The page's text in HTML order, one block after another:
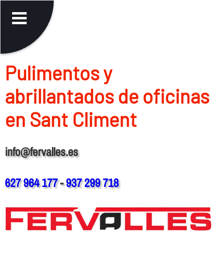
Pulimentos y
abrillantados de oficinas
en Sant Climent
info@fervalles.es
627 964 177-937 299 718